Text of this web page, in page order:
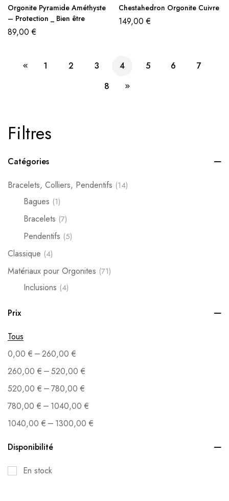
Filtres
Catégories
Bracelets, Colliers, Pendentifs (14)
Bagues (1)
Bracelets (7)
Pendentifs (5)
Classique (4)
Matériaux pour Orgonites (71)
Inclusions (4)
Pierres (36)
Poudre (3)
Stickers (3)
Orgonites (90)
Orgonite Pyramide (27)
Orgonites de Poche
Prix
Tous
0,00 € –260,00 €
260,00 € –520,00 €
520,00 € –780,00 €
780,00 € – 1040,00 €
1040,00 € – 1300,00 €
Disponibilité
En stock
Orgonite Pyramide Améthyste
– Protection _ Bien être
89,00€
Chestahedron Orgonite Cuivre
149,00€
1 2 3 4 5 6
7
8